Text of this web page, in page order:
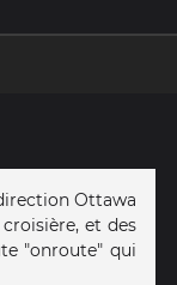
Ottawa
et des
"onroute" qui